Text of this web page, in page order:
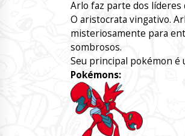
Arlo faz parte dos líderes
O aristocrata vingativo.
misteriosamente para
sombrosos.
Seu principal pokémon é
Pokémons: